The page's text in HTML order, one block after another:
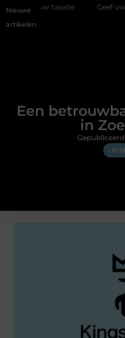
Nieuwe
artikelen
Geef uw slaapkamer
Een
in